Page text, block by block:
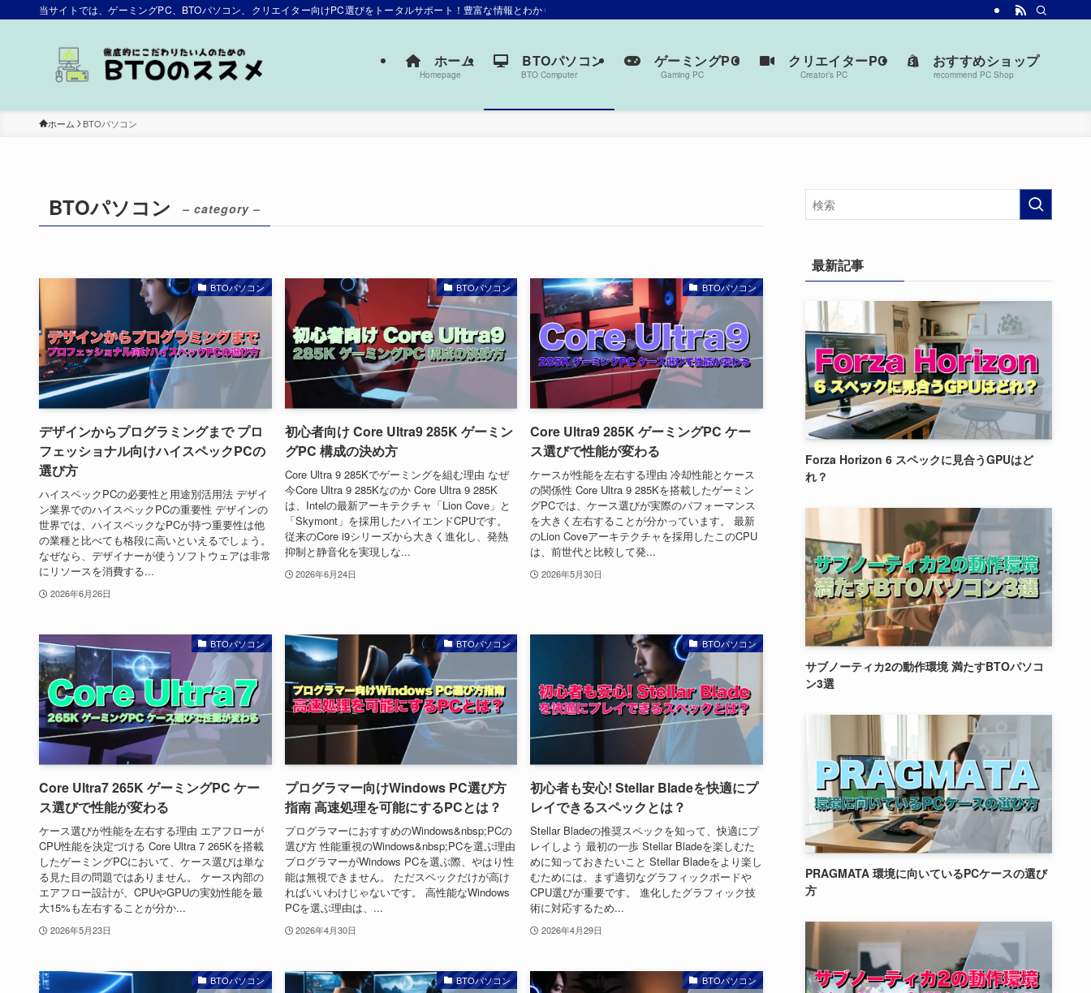
当サイトでは、ゲーミングPC、BTOパソコン、クリエイター向けPC選びをトータルサポート！豊富な情報とわかりやすい解説で、あなたにぴったりの一台を見つけよう。
ホーム
Homepage
BTOパソコン
BTO Computer
ゲーミングPC
Gaming PC
クリエイターPC
Creator’s PC
おすすめショップ
recommend PC Shop
ホーム BTOパソコン
BTOパソコン – category –
BTOパソコン
デザインからプログラミングまで プロ
フェッショナル向けハイスペックPCの
選び方
ハイスペックPCの必要性と用途別活用法 デザイ
ン業界でのハイスペックPCの重要性 デザインの
世界では、ハイスペックなPCが持つ重要性は他
の業種と比べても格段に高いといえるでしょう。
なぜなら、デザイナーが使うソフトウェアは非常
にリソースを消費する...
2026年6月26日
BTOパソコン
初心者向け Core Ultra9 285K ゲーミン
グPC 構成の決め方
Core Ultra 9 285Kでゲーミングを組む理由 なぜ
今Core Ultra 9 285Kなのか Core Ultra 9 285K
は、Intelの最新アーキテクチャ「Lion Cove」と
「Skymont」を採用したハイエンドCPUです。
従来のCore i9シリーズから大きく進化し、発熱
抑制と静音化を実現しな...
2026年6月24日
BTOパソコン
Core Ultra9 285K ゲーミングPC ケー
ス選びで性能が変わる
ケースが性能を左右する理由 冷却性能とケース
の関係性 Core Ultra 9 285Kを搭載したゲーミン
グPCでは、ケース選びが実際のパフォーマンス
を大きく左右することが分かっています。 最新
のLion Coveアーキテクチャを採用したこのCPU
は、前世代と比較して発...
2026年5月30日
BTOパソコン
Core Ultra7 265K ゲーミングPC ケー
ス選びで性能が変わる
ケース選びが性能を左右する理由 エアフローが
CPU性能を決定づける Core Ultra 7 265Kを搭載
したゲーミングPCにおいて、ケース選びは単な
る見た目の問題ではありません。 ケース内部の
エアフロー設計が、CPUやGPUの実効性能を最
大15%も左右することが分か...
2026年5月23日
BTOパソコン
プログラマー向けWindows PC選び方
指南 高速処理を可能にするPCとは？
プログラマーにおすすめのWindows&nbsp;PCの
選び方 性能重視のWindows&nbsp;PCを選ぶ理由
プログラマーがWindows PCを選ぶ際、やはり性
能は無視できません。 ただスペックだけが高け
ればいいわけじゃないです。 高性能なWindows
PCを選ぶ理由は、...
2026年4月30日
BTOパソコン
初心者も安心! Stellar Bladeを快適にプ
レイできるスペックとは？
Stellar Bladeの推奨スペックを知って、快適にプ
レイしよう 最初の一歩 Stellar Bladeを楽しむた
めに知っておきたいこと Stellar Bladeをより楽し
むためには、まず適切なグラフィックボードや
CPU選びが重要です。 進化したグラフィック技
術に対応するため...
2026年4月29日
BTOパソコン BTOパソコン BTOパソコン
最新記事
Forza Horizon 6 スペックに見合うGPUはど
れ？
サブノーティカ2の動作環境 満たすBTOパソコ
ン3選
PRAGMATA 環境に向いているPCケースの選び
方